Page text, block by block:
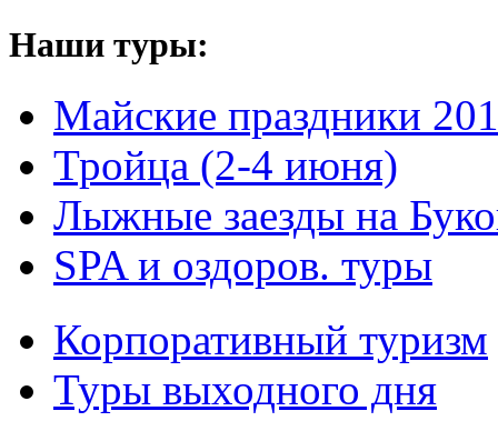
Наши туры:
Майские праздники
Тройца (2-4 июня)
Лыжные заезды на
SPA и оздоров. туры
Корпоративный туризм
Туры выходного дня